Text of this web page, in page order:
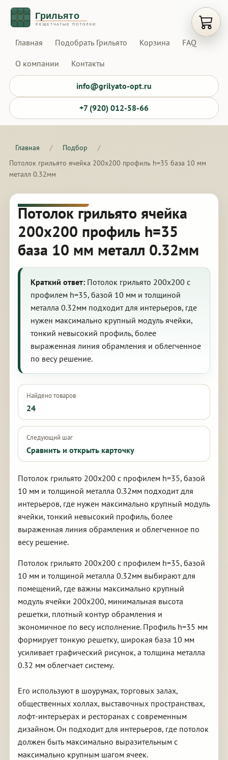
Главная Подобрать Грильято Корзина FAQ
О компании Контакты
info@grilyato-opt.ru
+7 (920) 012-58-66
Главная / Подбор
/
Потолок грильято ячейка 200х200 профиль h=35 база 10 мм
металл 0.32мм
Потолок грильято ячейка
200х200 профиль h=35
база 10 мм металл 0.32мм
Краткий ответ:Потолок грильято 200х200 с
профилем h=35, базой 10 мм и толщиной
металла 0.32мм подходит для интерьеров, где
нужен максимально крупный модуль ячейки,
тонкий невысокий профиль, более
выраженная линия обрамления и облегченное
по весу решение.
Найдено товаров
24
Следующий шаг
Сравнить и открыть карточку
Потолок грильято 200х200 с профилем h=35, базой
10 мм и толщиной металла 0.32мм подходит для
интерьеров, где нужен максимально крупный модуль
ячейки, тонкий невысокий профиль, более
выраженная линия обрамления и облегченное по
весу решение.
Потолок грильято 200х200 с профилем h=35, базой
10 мм и толщиной металла 0.32мм выбирают для
помещений, где важны максимально крупный
модуль ячейки 200х200, минимальная высота
решетки, плотный контур обрамления и
экономичное по весу исполнение. Профиль h=35 мм
формирует тонкую решетку, широкая база 10 мм
усиливает графический рисунок, а толщина металла
0.32 мм облегчает систему.
Его используют в шоурумах, торговых залах,
общественных холлах, выставочных пространствах,
лофт-интерьерах и ресторанах с современным
дизайном. Он подходит для интерьеров, где потолок
должен быть максимально выразительным с
максимально крупным шагом ячеек.